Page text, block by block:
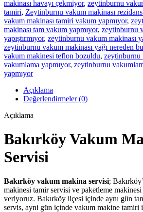
makinası havayı çekmiyor, zeytinburnu
tamiri, Zeytinburnu vakum makinası
vakum makinası tamiri vakum yapmıyor,
makinası tam vakum yapmıyor, zeytinburnu
yapıştırmıyor, zeytinburnu vakum makinası
zeytinburnu vakum makinası yağı nereden
vakum makinesi teflon bozuldu, zeytinburnu
vakumlama yapmıyor, zeytinburnu
yapmıyor
Açıklama
Değerlendirmeler (0)
Açıklama
Bakırköy Vakum
Servisi
Bakırköy vakum makina servisi;
makinesi tamir servisi ve paketleme makinesi
veriyoruz. Bakırköy ilçesi içinde aynı gün
servis, ayni gün içinde vakum makine tamiri